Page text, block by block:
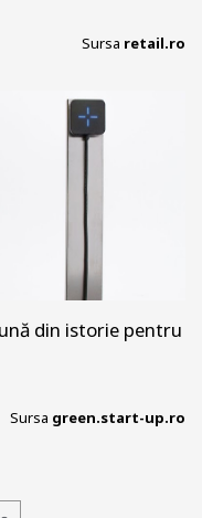
Sursa retail.ro
din istorie pentru
Sursa green.start-up.ro